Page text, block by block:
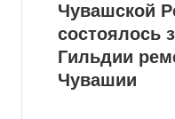
Чувашской
состоялось
Гильдии
Чувашии